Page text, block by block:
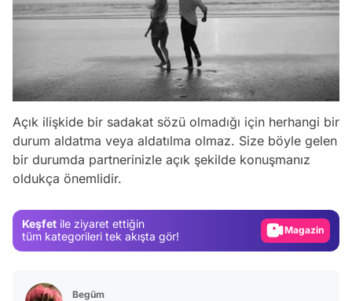
Açık ilişkide bir sadakat sözü olmadığı için herhangi bir
durum aldatma veya aldatılma olmaz. Size böyle gelen
bir durumda partnerinizle açık şekilde konuşmanız
oldukça önemlidir.
Keşfet ile ziyaret ettiğin
tüm kategorileri tek akışta gör!
Video
Video
Begüm